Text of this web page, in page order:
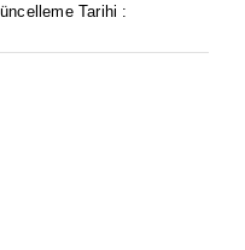
Tarihi :